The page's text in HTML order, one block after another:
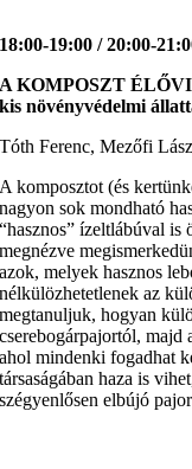
18:00-19:00 / 20:00-
A KOMPOSZT
kis növényvédelmi
Tóth Ferenc, Mezőfi
A komposztot (és
nagyon sok mondható
“hasznos” ízeltlábúval is
megnézve
azok, melyek hasznos
nélkülözhetetlenek az
megtanuljuk, hogyan
cserebogárpajortól, majd
ahol mindenki fogadhat
társaságában haza is
szégyenlősen elbújó